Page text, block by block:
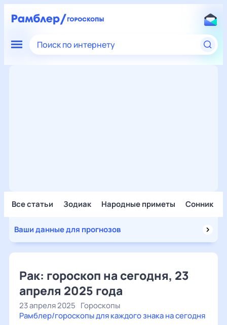
Поиск по интернету
Все статьи Зодиак Народные приметы Сонник
Ваши данные для прогнозов
Рак: гороскоп на сегодня, 23
апреля 2025 года
23 апреля 2025 Гороскопы
Рамблер/гороскопы для каждого знака на сегодня